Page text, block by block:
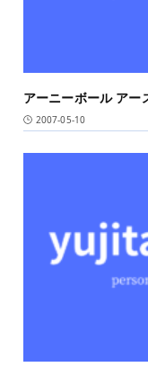
アーニーボール アー
2007-05-10